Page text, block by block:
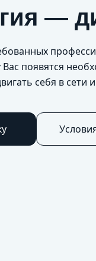
—
Вас появятся
себя в сети